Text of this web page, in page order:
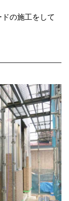
の施工をして